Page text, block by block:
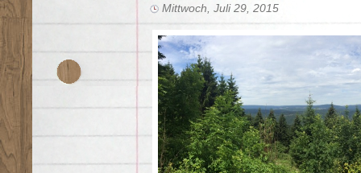
Mittwoch, Juli 29, 2015